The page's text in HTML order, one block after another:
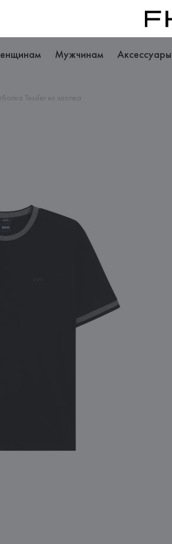
Мужчинам Аксессуары
Tessler из хлопка